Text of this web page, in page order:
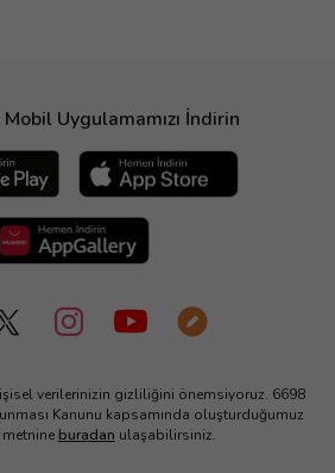
Uygulamamızı İndirin
verilerinizin gizliliğini önemsiyoruz. 6698
Kanunu kapsamında oluşturduğumuz
buradan ulaşabilirsiniz.